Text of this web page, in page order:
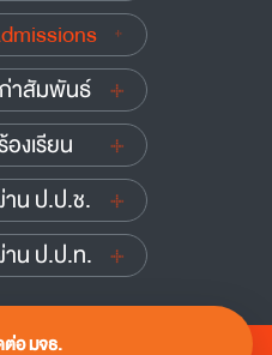
อ มจธ.
าสัมพันธ์
องเรียน
าน ป.ป.ช.
าน ป.ป.ท.